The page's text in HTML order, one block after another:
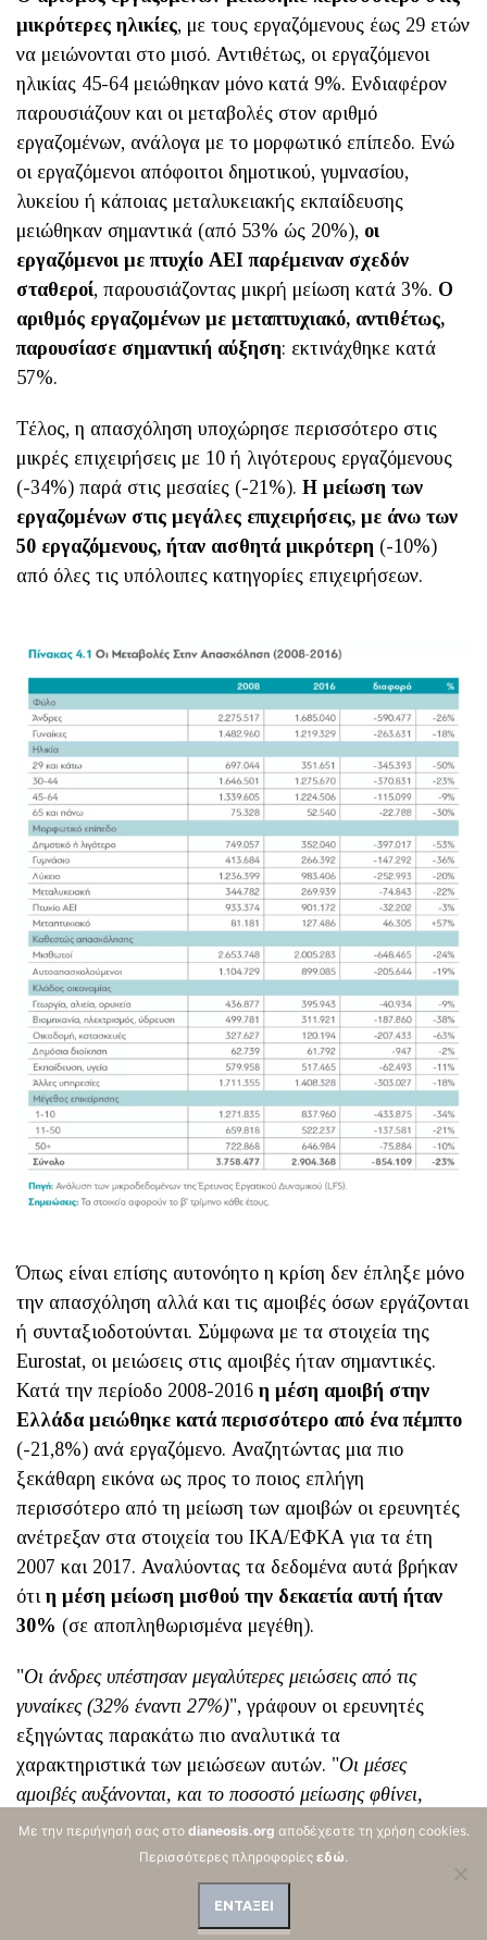
μικρότερες ηλικίες, με τους εργαζόμενους έως 29 ετών
να μειώνονται στο μισό. Αντιθέτως, οι εργαζόμενοι
ηλικίας 45-64 μειώθηκαν μόνο κατά 9%. Ενδιαφέρον
παρουσιάζουν και οι μεταβολές στον αριθμό
εργαζομένων, ανάλογα με το μορφωτικό επίπεδο. Ενώ
οι εργαζόμενοι απόφοιτοι δημοτικού, γυμνασίου,
λυκείου ή κάποιας μεταλυκειακής εκπαίδευσης
μειώθηκαν σημαντικά (από 53% ώς 20%), οι
εργαζόμενοι με πτυχίο ΑΕΙ παρέμειναν σχεδόν
σταθεροί, παρουσιάζοντας μικρή μείωση κατά 3%. Ο
αριθμός εργαζομένων με μεταπτυχιακό, αντιθέτως,
παρουσίασε σημαντική αύξηση: εκτινάχθηκε κατά
57%.
Τέλος, η απασχόληση υποχώρησε περισσότερο στις
μικρές επιχειρήσεις με 10 ή λιγότερους εργαζόμενους
(-34%) παρά στις μεσαίες (-21%). Η μείωση των
εργαζομένων στις μεγάλες επιχειρήσεις, με άνω των
50 εργαζόμενους, ήταν αισθητά μικρότερη (-10%)
από όλες τις υπόλοιπες κατηγορίες επιχειρήσεων.
Όπως είναι επίσης αυτονόητο η κρίση δεν έπληξε μόνο
την απασχόληση αλλά και τις αμοιβές όσων εργάζονται
ή συνταξιοδοτούνται. Σύμφωνα με τα στοιχεία της
Eurostat, οι μειώσεις στις αμοιβές ήταν σημαντικές.
Κατά την περίοδο 2008-2016 η μέση αμοιβή στην
Ελλάδα μειώθηκε κατά περισσότερο από ένα πέμπτο
(-21,8%) ανά εργαζόμενο. Αναζητώντας μια πιο
ξεκάθαρη εικόνα ως προς το ποιος επλήγη
περισσότερο από τη μείωση των αμοιβών οι ερευνητές
ανέτρεξαν στα στοιχεία του ΙΚΑ/ΕΦΚΑ για τα έτη
2007 και 2017. Αναλύοντας τα δεδομένα αυτά βρήκαν
ότι η μέση μείωση μισθού την δεκαετία αυτή ήταν
30% (σε αποπληθωρισμένα μεγέθη).
"Οι άνδρες υπέστησαν μεγαλύτερες μειώσεις από τις
γυναίκες (32% έναντι 27%)", γράφουν οι ερευνητές
εξηγώντας παρακάτω πιο αναλυτικά τα
χαρακτηριστικά των μειώσεων αυτών. "Οι μέσες
αμοιβές αυξάνονται, και το ποσοστό μείωσης φθίνει,
καθώς μετακινούμαστε από τις νεαρές ηλικίες στις
μεγαλύτερες. Η μέση αμοιβή ενός εργαζόμενου ηλικίας 25-
29 ετών τον Δεκέμβριο του 2017 ήταν €613 τον μήνα, ενώ
οκτώ χρόνια νωρίτερα ήταν €997 τον μήνα σε σημερινές
Με την περιήγησή σας στο dianeosis.org αποδέχεστε τη χρήση cookies.
Περισσότερες πληροφορίες εδώ.
ΕΝΤΑΞΕΙ